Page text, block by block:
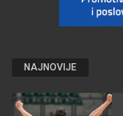
NAJNOVIJE